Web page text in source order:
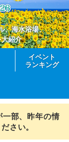
、海水浴場、
紹介
イベント
ランキング
部、昨年の情
さい。